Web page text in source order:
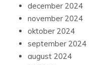
december 2024
november 2024
oktober 2024
september 2024
august 2024